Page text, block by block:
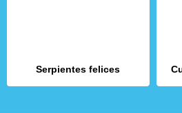
Serpientes felices